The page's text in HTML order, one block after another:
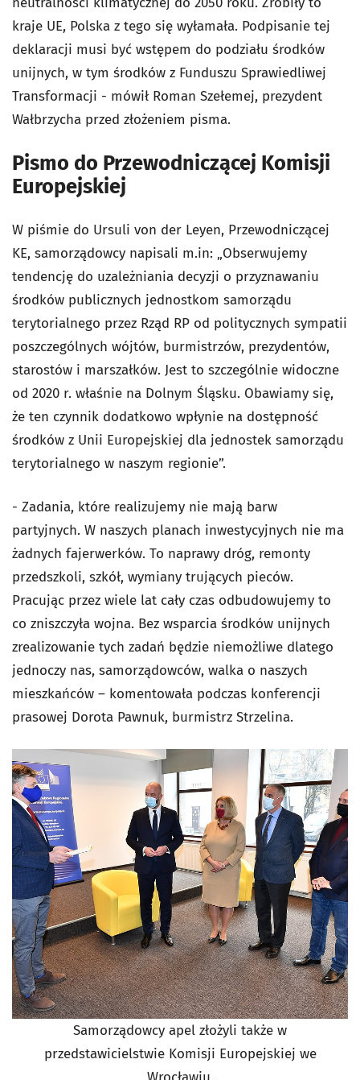
kraje UE, Polska z tego się wyłamała. Podpisanie tej
deklaracji musi być wstępem do podziału środków
unijnych, w tym środków z Funduszu Sprawiedliwej
Transformacji - mówił Roman Szełemej, prezydent
Wałbrzycha przed złożeniem pisma.
Pismo do Przewodniczącej Komisji
Europejskiej
W piśmie do Ursuli von der Leyen, Przewodniczącej
KE, samorządowcy napisali m.in: „Obserwujemy
tendencję do uzależniania decyzji o przyznawaniu
środków publicznych jednostkom samorządu
terytorialnego przez Rząd RP od politycznych sympatii
poszczególnych wójtów, burmistrzów, prezydentów,
starostów i marszałków. Jest to szczególnie widoczne
od 2020 r. właśnie na Dolnym Śląsku. Obawiamy się,
że ten czynnik dodatkowo wpłynie na dostępność
środków z Unii Europejskiej dla jednostek samorządu
terytorialnego w naszym regionie”.
- Zadania, które realizujemy nie mają barw
partyjnych. W naszych planach inwestycyjnych nie ma
żadnych fajerwerków. To naprawy dróg, remonty
przedszkoli, szkół, wymiany trujących pieców.
Pracując przez wiele lat cały czas odbudowujemy to
co zniszczyła wojna. Bez wsparcia środków unijnych
zrealizowanie tych zadań będzie niemożliwe dlatego
jednoczy nas, samorządowców, walka o naszych
mieszkańców – komentowała podczas konferencji
prasowej Dorota Pawnuk, burmistrz Strzelina.
Samorządowcy apel złożyli także w
przedstawicielstwie Komisji Europejskiej we